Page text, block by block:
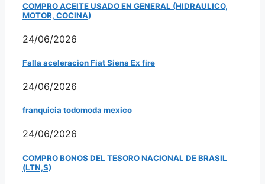
COMPRO ACEITE USADO EN GENERAL (HIDRAULICO,
MOTOR, COCINA)
24/06/2026
Falla aceleracion Fiat Siena Ex fire
24/06/2026
franquicia todomoda mexico
24/06/2026
COMPRO BONOS DEL TESORO NACIONAL DE BRASIL
(LTN,S)